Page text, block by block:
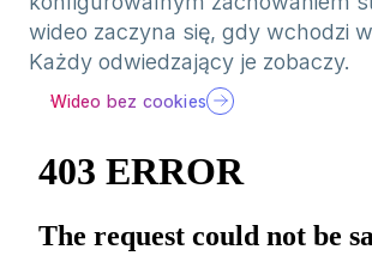
wideo zaczyna się, gdy wchodzi
Każdy odwiedzający je zobaczy.
Wideo bez cookies